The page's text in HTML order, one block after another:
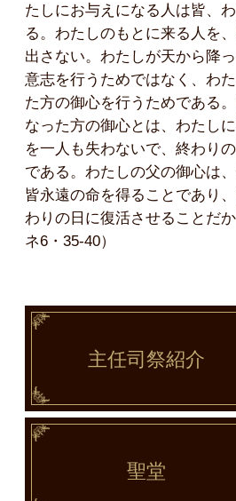
たしにお与えになる人は皆、
る。わたしのもとに来る人を
出さない。わたしが天から降
意志を行うためではなく、わ
た方の御心を行うためである
なった方の御心とは、わたし
を一人も失わないで、終わり
である。わたしの父の御心は
皆永遠の命を得ることであり
わりの日に復活させることだ
ネ6・35-40）
主任司祭紹介
聖堂